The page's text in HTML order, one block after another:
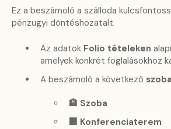
Ez a beszámoló a szálloda
pénzügyi döntéshozatalt.
Az adatok Folio tételeken
amelyek konkrét foglalásokhoz
A beszámoló a következő
🏨 Szoba
🏢 Konferenciaterem